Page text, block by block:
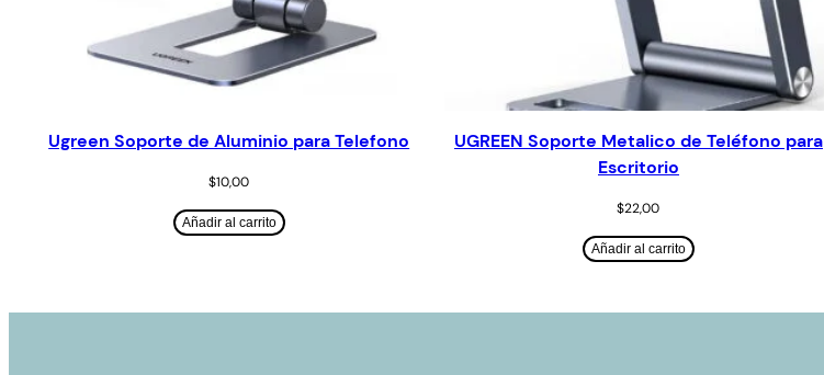
Ugreen Soporte de Aluminio para Telefono
$10,00
Añadir al carrito
UGREEN Soporte Metalico de Teléfono para
Escritorio
$22,00
Añadir al carrito